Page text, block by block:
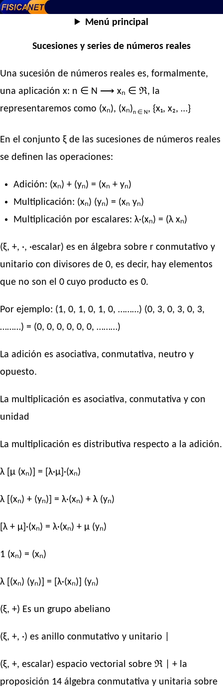
Menú principal
Sucesiones y series de números reales
Una sucesión de números reales es, formalmente,
una aplicación x: n ∈ N ⟶ xₙ ∈ ℜ, la
representaremos como (xₙ), (xₙ)n ∈ N , {x₁, x₂, …}
En el conjunto ξ de las sucesiones de números reales
se definen las operaciones:
Adición: (xₙ) + (yₙ) = (xₙ + yₙ)
Multiplicación: (xₙ) (yₙ) = (xₙ yₙ)
Multiplicación por escalares: λ·(xₙ) = (λ xₙ)
(ξ, +, ·, ·escalar) es en álgebra sobre r conmutativo y
unitario con divisores de 0, es decir, hay elementos
que no son el 0 cuyo producto es 0.
Por ejemplo: (1, 0, 1, 0, 1, 0, ………) (0, 3, 0, 3, 0, 3,
………) = (0, 0, 0, 0, 0, 0, ………)
La adición es asociativa, conmutativa, neutro y
opuesto.
La multiplicación es asociativa, conmutativa y con
unidad
La multiplicación es distributiva respecto a la adición.
λ [μ (xₙ)] = [λ·μ]·(xₙ)
λ [(xₙ) + (yₙ)] = λ·(xₙ) + λ (yₙ)
[λ + μ]·(xₙ) = λ·(xₙ) + μ (yₙ)
1 (xₙ) = (xₙ)
λ [(xₙ) (yₙ)] = [λ·(xₙ)] (yₙ)
(ξ, +) Es un grupo abeliano
(ξ, +, ·) es anillo conmutativo y unitario |
(ξ, +, escalar) espacio vectorial sobre ℜ | + la
proposición 14 álgebra conmutativa y unitaria sobre